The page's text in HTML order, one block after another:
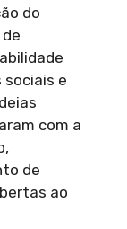
do
e
com a
de
ao